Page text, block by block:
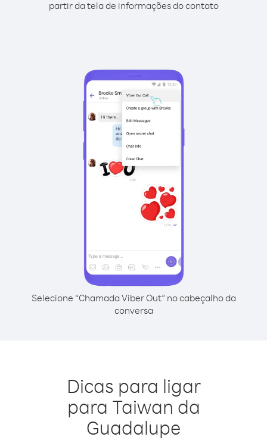
partir da tela de informações do contato
Selecione “Chamada Viber Out” no cabeçalho da
conversa
Dicas para ligar
para Taiwan da
Guadalupe